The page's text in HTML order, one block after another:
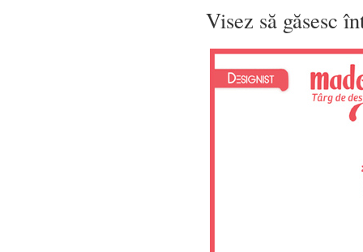
Visez să găsesc